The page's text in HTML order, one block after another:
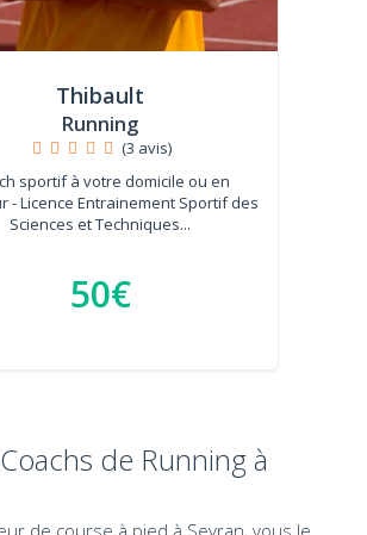
Thibault
Running
(3 avis)
sportif à votre domicile ou en
- Licence Entrainement Sportif des
Sciences et Techniques...
50€
de Running à
de course à pied à Sevran, vous le